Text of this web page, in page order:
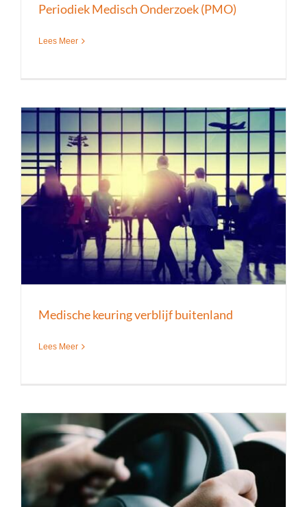
Periodiek Medisch Onderzoek (PMO)
Lees Meer
Medische keuring verblijf buitenland
Lees Meer